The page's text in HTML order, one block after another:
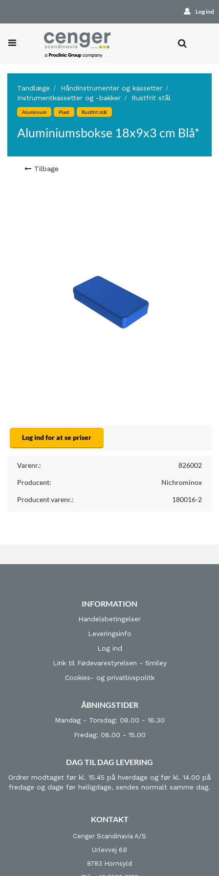
Log ind
Tandlæge
Håndinstrumenter og kassetter
Instrumentkassetter og -bakker
Rustfrit stål
Aluminium Plast Rustfrit stål
Aluminiumsbokse 18x9x3 cm Blå*
Tilbage
Log ind for at se priser
Varenr.: 826002
Producent: Nichrominox
Producent varenr.: 180016-2
INFORMATION
Handelsbetingelser
Leveringsinfo
Log ind
Link til Fødevarestyrelsen - Smiley
Cookies- og privatlivspolitk
ÅBNINGSTIDER
Mandag - Torsdag: 08.00 - 16.30
Fredag: 08.00 - 15.00
DAG TIL DAG LEVERING
Ordrer modtaget før kl. 15.45 på hverdage og før kl. 14.00 på
fredage og dage før helligdage, sendes normalt samme dag.
KONTAKT
Cenger Scandinavia A/S
Urlevvej 6B
8783 Hornsyld